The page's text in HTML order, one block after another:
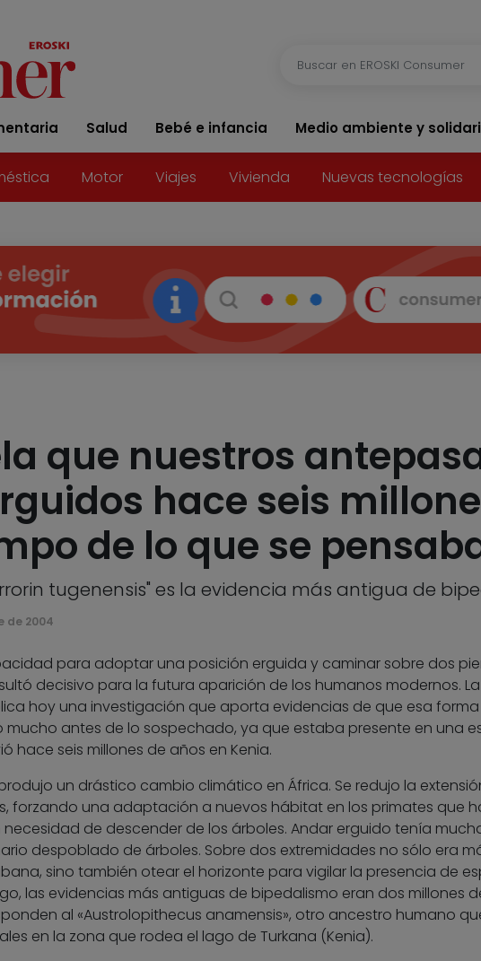
Salud Bebé e infancia Medio ambiente y
Motor Viajes Vivienda Nuevas tecnologías
que nuestros
hace seis
de lo que se
tugenensis" es la evidencia más antigua de
de 2004
para adoptar una posición erguida y caminar sobre dos
decisivo para la futura aparición de los humanos modernos. La
hoy una investigación que aporta evidencias de que esa
antes de lo sospechado, ya que estaba presente en una
hace seis millones de años en Kenia.
un drástico cambio climático en África. Se redujo la
forzando una adaptación a nuevos hábitat en los primates que
de descender de los árboles. Andar erguido tenía
despoblado de árboles. Sobre dos extremidades no sólo era
sino también otear el horizonte para vigilar la presencia de
las evidencias más antiguas de bipedalismo eran dos millones
al «Austrolopithecus anamensis», otro ancestro humano
en la zona que rodea el lago de Turkana (Kenia).